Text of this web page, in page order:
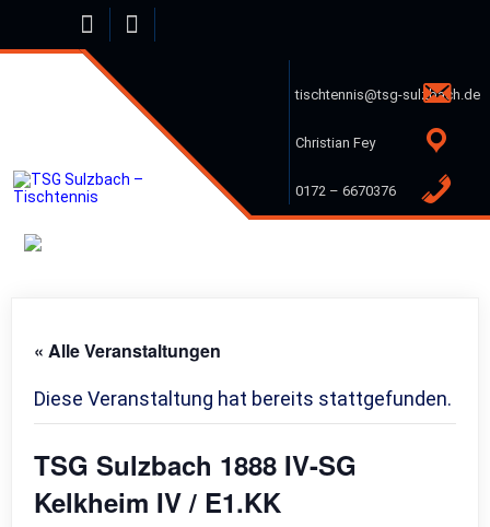
tischtennis@tsg-sulzbach.de
Christian Fey
0172 – 6670376
« Alle Veranstaltungen
Diese Veranstaltung hat bereits stattgefunden.
TSG Sulzbach 1888 IV-SG
Kelkheim IV / E1.KK